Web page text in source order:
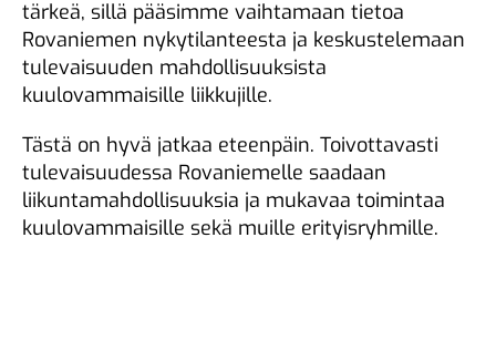
tärkeä, sillä pääsimme vaihtamaan tietoa
Rovaniemen nykytilanteesta ja keskustelemaan
tulevaisuuden mahdollisuuksista
kuulovammaisille liikkujille.
Tästä on hyvä jatkaa eteenpäin. Toivottavasti
tulevaisuudessa Rovaniemelle saadaan
liikuntamahdollisuuksia ja mukavaa toimintaa
kuulovammaisille sekä muille erityisryhmille.